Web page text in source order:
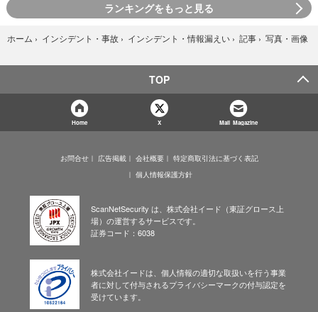
ランキングをもっと見る
ホーム › インシデント・事故 › インシデント・情報漏えい › 記事 › 写真・画像
TOP
Home X Mail Magazine
お問合せ 広告掲載 会社概要
特定商取引法に基づく表記
個人情報保護方針
ScanNetSecurity は、株式会社イード（東証グロース上
場）の運営するサービスです。
証券コード：6038
株式会社イードは、個人情報の適切な取扱いを行う事業
者に対して付与されるプライバシーマークの付与認定を
受けています。